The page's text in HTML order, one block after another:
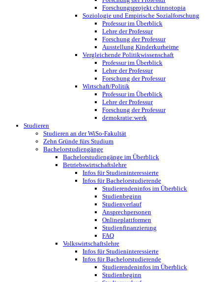
Forschungsprojekt chinnotopia
Soziologie und Empirische Sozialforschung
Professur im Überblick
Lehre der Professur
Forschung der Professur
Ausstellung Kinderkurheime
Vergleichende Politikwissenschaft
Professur im Überblick
Lehre der Professur
Forschung der Professur
Wirtschaft/Politik
Professur im Überblick
Lehre der Professur
Forschung der Professur
demokratie:werk
Studieren
Studieren an der WiSo-Fakultät
Zehn Gründe fürs Studium
Bachelorstudiengänge
Bachelorstudiengänge im Überblick
Betriebswirtschaftslehre
Infos für Studieninteressierte
Infos für Bachelorstudierende
Studierendeninfos im Überblick
Studienbeginn
Studienverlauf
Ansprechpersonen
Onlineplattformen
Studienfinanzierung
FAQ
Volkswirtschaftslehre
Infos für Studieninteressierte
Infos für Bachelorstudierende
Studierendeninfos im Überblick
Studienbeginn